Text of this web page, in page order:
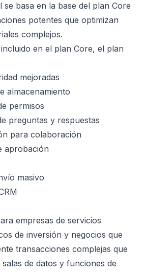
se basa en la base del plan Core
potentes que optimizan
complejos.
en el plan Core, el plan
mejoradas
almacenamiento
permisos
preguntas y respuestas
para colaboración
aprobación
masivo
empresas de servicios
de inversión y negocios que
transacciones complejas que
de datos y funciones de